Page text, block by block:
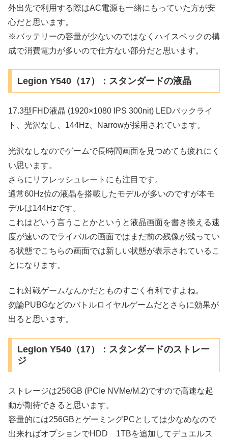
外出先で利用する際はAC電源も一緒にもっていた方が安
心だと思います。
※バッテリーの容量が少ないのではなくハイスペックの構
成で消費電力が多いので仕方ない部分だと思います。
Legion Y540（17）：スタンダードの液晶
17.3型FHD液晶 (1920×1080 IPS 300nit) LEDバックライ
ト、光沢なし、144Hz、Narrowが採用されています。
光沢なしなのでゲームで長時間画面を見つめても疲れにく
い思います。
さらにリフレッシュレートにも注目です。
通常60Hz位の液晶を搭載したモデルが多いのですが本モ
デルは144Hzです。
これはどいう言うことかというと液晶画面を書き換える速
度が速いのでライバルの画面ではまだ前の残像が残ってい
る状態でこちらの画面では新しい状態が表示されているこ
とになります。
これ対戦ゲームなんかだとものすごく有利ですよね。
勿論PUBGなどのバトルロイヤルゲームだとさらに効果が
出ると思います。
Legion Y540（17）：スタンダードのストレー
ジ
ストレージは256GB (PCIe NVMe/M.2)ですので高速な起
動が期待できると思います。
容量的には256GBとゲーミングPCとしては少なめなので
出来ればオプションでHDD 1TBを追加してデュエルス